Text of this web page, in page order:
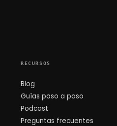
RECURSOS
Blog
Guías paso a paso
Podcast
Preguntas frecuentes